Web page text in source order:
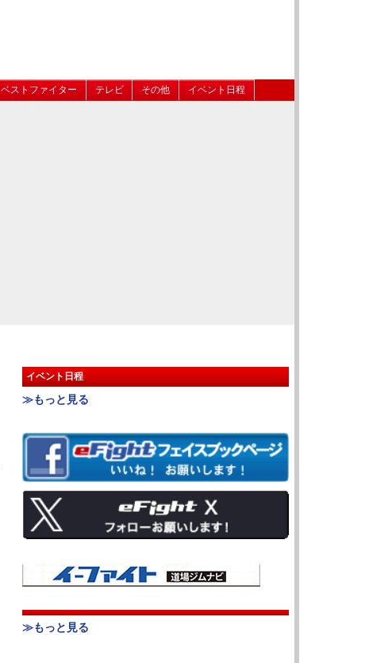
ベストファイター テレビ その他 イベント日程
イベント日程
≫もっと見る
≫もっと見る